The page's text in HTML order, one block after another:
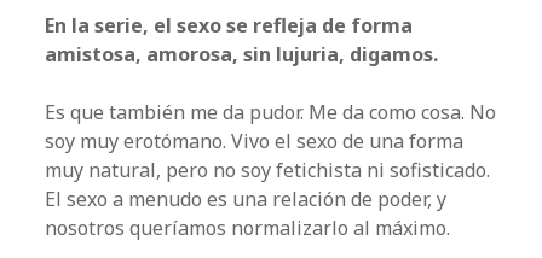
En la serie, el sexo se refleja de forma
amistosa, amorosa, sin lujuria, digamos.
Es que también me da pudor. Me da como cosa. No
soy muy erotómano. Vivo el sexo de una forma
muy natural, pero no soy fetichista ni sofisticado.
El sexo a menudo es una relación de poder, y
nosotros queríamos normalizarlo al máximo.